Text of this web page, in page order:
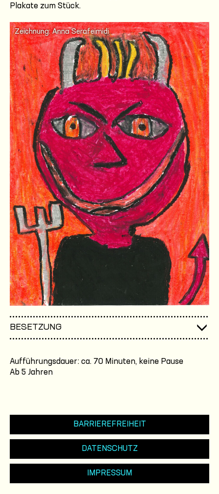
Plakate zum Stück.
Zeichnung: Anna Serafeimidi
BESETZUNG
Aufführungsdauer: ca. 70 Minuten, keine Pause
Ab 5 Jahren
BARRIEREFREIHEIT
DATENSCHUTZ
IMPRESSUM